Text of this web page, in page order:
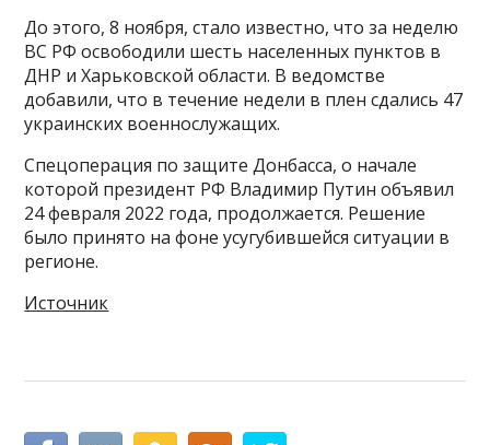
До этого, 8 ноября, стало известно, что за неделю
ВС РФ освободили шесть населенных пунктов в
ДНР и Харьковской области. В ведомстве
добавили, что в течение недели в плен сдались 47
украинских военнослужащих.
Спецоперация по защите Донбасса, о начале
которой президент РФ Владимир Путин объявил
24 февраля 2022 года, продолжается. Решение
было принято на фоне усугубившейся ситуации в
регионе.
Источник